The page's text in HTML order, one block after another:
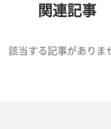
関連記事
該当する記事がありま